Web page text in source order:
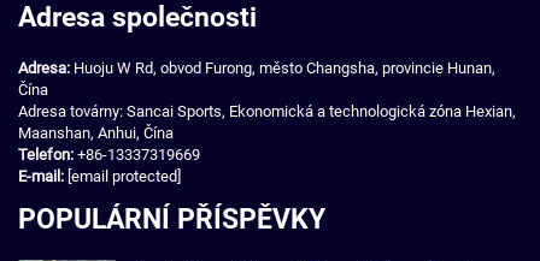
Adresa společnosti
Adresa: Huoju W Rd, obvod Furong, město Changsha, provincie Hunan,
Čína
Adresa továrny: Sancai Sports, Ekonomická a technologická zóna Hexian,
Maanshan, Anhui, Čína
Telefon: +86-13337319669
E-mail: [email protected]
POPULÁRNÍ PŘÍSPĚVKY